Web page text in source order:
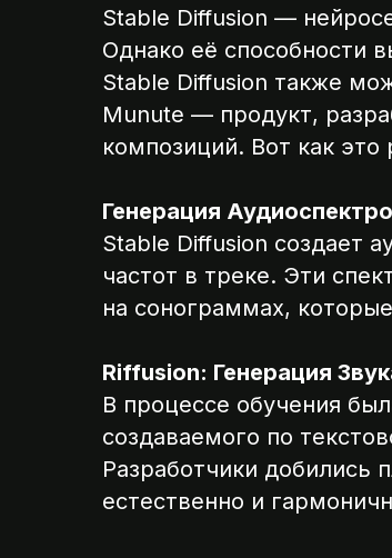
Stable Diffusion —
Однако её способности
Stable Diffusion также
Munute — продукт,
композиций. Вот как это
Генерация
Stable Diffusion создает
частот в треке. Эти
на сонограммах,
Riffusion: Генерация
В процессе обучения
создаваемого по
Разработчики добились
естественно и